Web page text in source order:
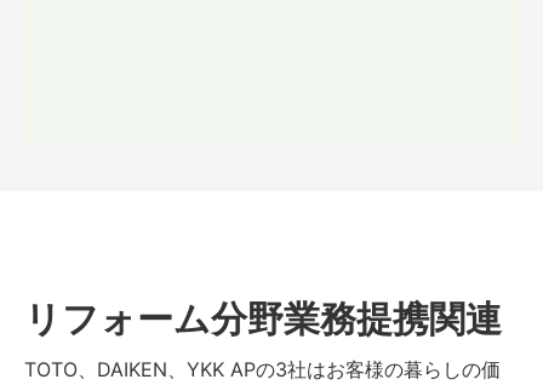
リフォーム分野業務提携関連
TOTO、DAIKEN、YKK APの3社はお客様の暮らしの価